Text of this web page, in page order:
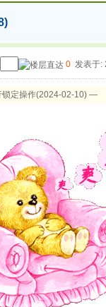
0 发表于:
定操作(2024-02-10) —